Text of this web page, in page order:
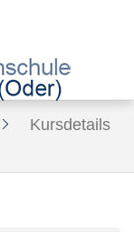
Kursdetails